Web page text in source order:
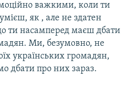
важкими, коли ти
як , але не здатен
ти насамперед маєш дбати
Ми, безумовно, не
українських громадян,
дбати про них зараз.